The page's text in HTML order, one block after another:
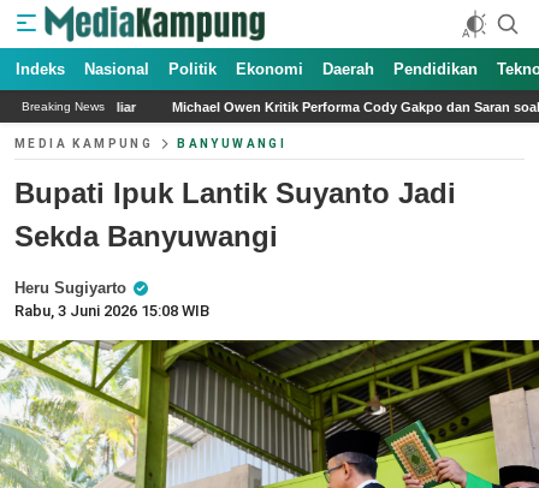
Indeks Nasional Politik Ekonomi Daerah Pendidikan
Breaking News
Michael Owen Kritik Performa Cody Gakpo dan Saran soal Transfer Liverpool
MEDIA KAMPUNG BANYUWANGI
Bupati Ipuk Lantik Suyanto Jadi
Sekda Banyuwangi
Heru Sugiyarto
Rabu, 3 Juni 2026 15:08 WIB